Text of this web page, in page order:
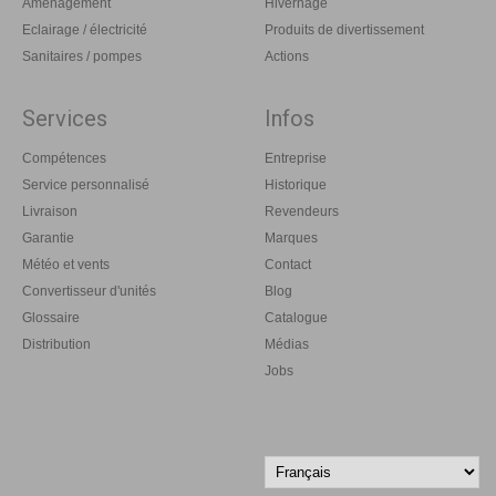
Eclairage / électricité
Sanitaires / pompes
Produits de divertissement
Actions
Services
Compétences
Service personnalisé
Livraison
Garantie
Météo et vents
Convertisseur d'unités
Glossaire
Distribution
Infos
Entreprise
Historique
Revendeurs
Marques
Contact
Blog
Catalogue
Médias
Jobs